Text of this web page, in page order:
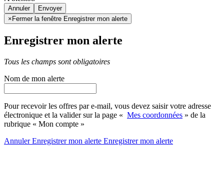
Annuler
× Fermer la fenêtre Enregistrer mon alerte
Enregistrer mon alerte
Tous les champs sont obligatoires
Nom de mon alerte
Pour recevoir les offres par e-mail, vous devez saisir votre adresse
électronique et la valider sur la page « Mes coordonnées » de la
rubrique « Mon compte »
AnnulerEnregistrer mon alerte Enregistrermon alerte